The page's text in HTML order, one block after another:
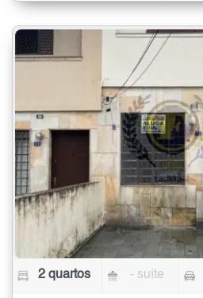
2 quartos - suíte